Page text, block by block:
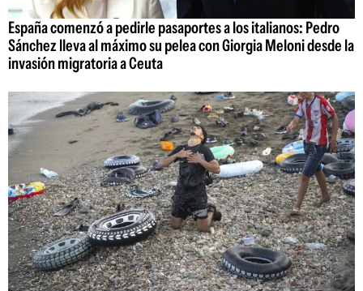
España comenzó a pedirle pasaportes a los italianos: Pedro
Sánchez lleva al máximo su pelea con Giorgia Meloni desde la
invasión migratoria a Ceuta